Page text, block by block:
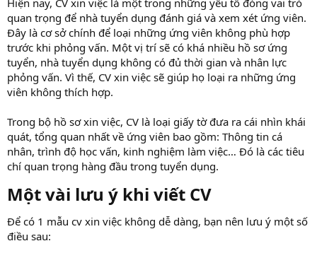
Hiện nay, CV xin việc là một trong những yếu tố đóng vai trò
quan trọng để nhà tuyển dụng đánh giá và xem xét ứng viên.
Đây là cơ sở chính để loại những ứng viên không phù hợp
trước khi phỏng vấn. Một vị trí sẽ có khá nhiều hồ sơ ứng
tuyển, nhà tuyển dụng không có đủ thời gian và nhân lực
phỏng vấn. Vì thế, CV xin việc sẽ giúp họ loại ra những ứng
viên không thích hợp.
Trong bộ hồ sơ xin việc, CV là loại giấy tờ đưa ra cái nhìn khái
quát, tổng quan nhất về ứng viên bao gồm: Thông tin cá
nhân, trình độ học vấn, kinh nghiệm làm việc… Đó là các tiêu
chí quan trọng hàng đầu trong tuyển dụng.
Một vài lưu ý khi viết CV​
Để có 1 mẫu cv xin việc không dễ dàng, bạn nên lưu ý một số
điều sau: